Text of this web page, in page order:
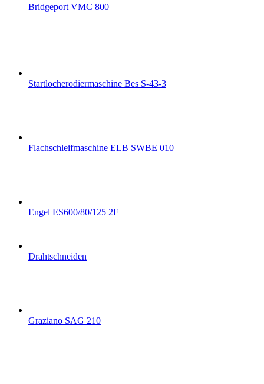
Bridgeport VMC 800
Startlocherodiermaschine Bes S-43-3
Flachschleifmaschine ELB SWBE 010
Engel ES600/80/125 2F
Drahtschneiden
Graziano SAG 210